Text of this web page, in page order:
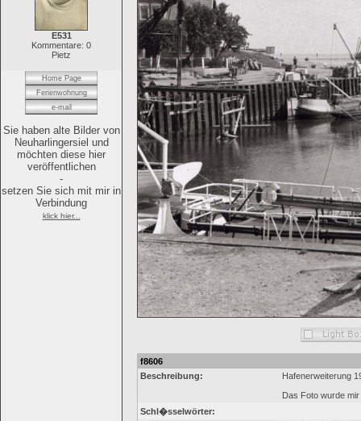
E531
Kommentare: 0
Pietz
Home Page
Ferienwohnung
e-mail
Sie haben alte Bilder von
Neuharlingersiel und
möchten diese hier
veröffentlichen
-
setzen Sie sich mit mir in
Verbindung
klick hier...
f8606
Beschreibung:
Hafenerweiterung
Das Foto wurde
Schl�sselwörter: